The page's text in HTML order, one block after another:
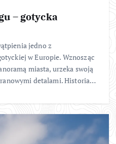
– gotycka
jedno z
w Europie. Wznosząc
miasta, urzeka swoją
detalami. Historia…